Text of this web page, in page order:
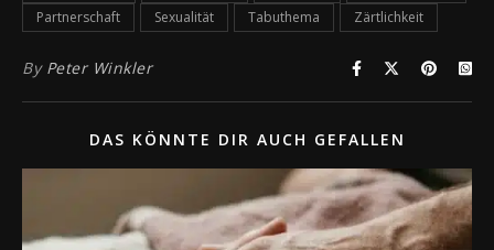
Partnerschaft
Sexualität Tabuthema Zärtlichkeit
By Peter Winkler
DAS KÖNNTE DIR AUCH GEFALLEN